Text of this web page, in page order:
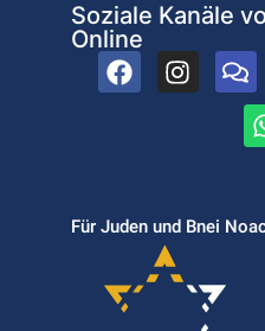
Soziale Kanäle
Online
Für Juden und Bnei